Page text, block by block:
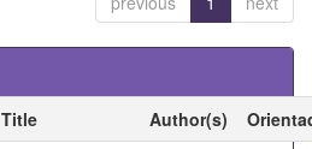
Title Author(s)